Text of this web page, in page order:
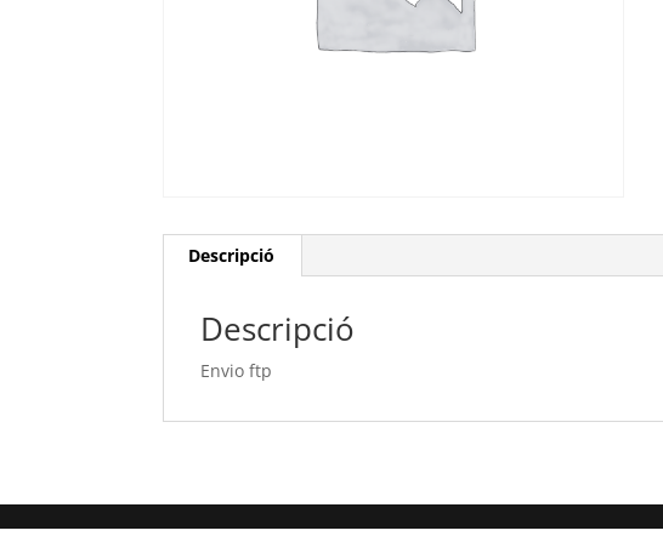
Descripció
Descripció
Envio ftp